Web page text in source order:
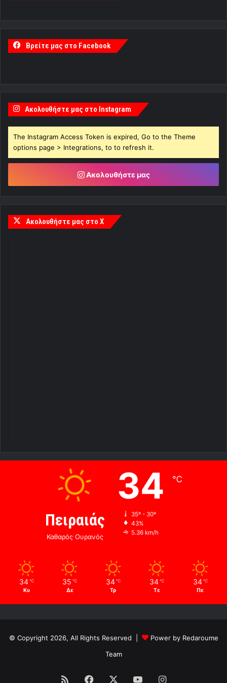
Βρείτε μας στο Facebook
Ακολουθήστε μας στο Instagram
The Instagram Access Token is expired, Go to the Theme
options page > Integrations, to to refresh it.
Ακολουθήστε μας
Ακολουθήστε μας στο X
Πειραιάς
Καθαρός Ουρανός
34 ℃
35º - 30º
43%
5.36 km/h
34 ℃
Κυ
35 ℃
Δε
34 ℃
Τρ
34 ℃
Τε
34 ℃
Πε
© Copyright 2026, All Rights Reserved |
Power by Redaroume
Team
RSS Facebook YouTubeInstagram